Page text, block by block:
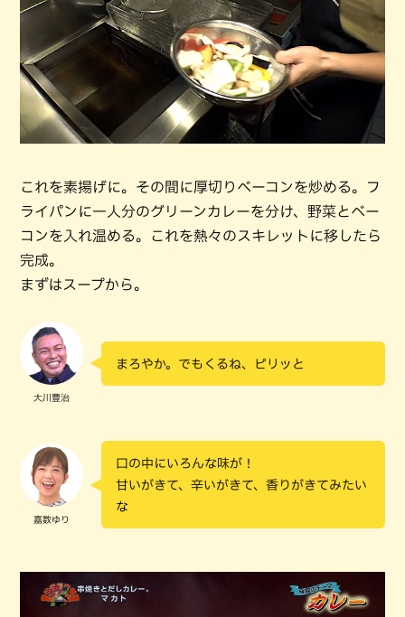
これを素揚げに。その間に厚切りベーコンを炒める。フ
ライパンに一人分のグリーンカレーを分け、野菜とベー
コンを入れ温める。これを熱々のスキレットに移したら
完成。
まずはスープから。
大川豊治
まろやか。でもくるね、ピリッと
嘉数ゆり
口の中にいろんな味が！
甘いがきて、辛いがきて、香りがきてみたい
な